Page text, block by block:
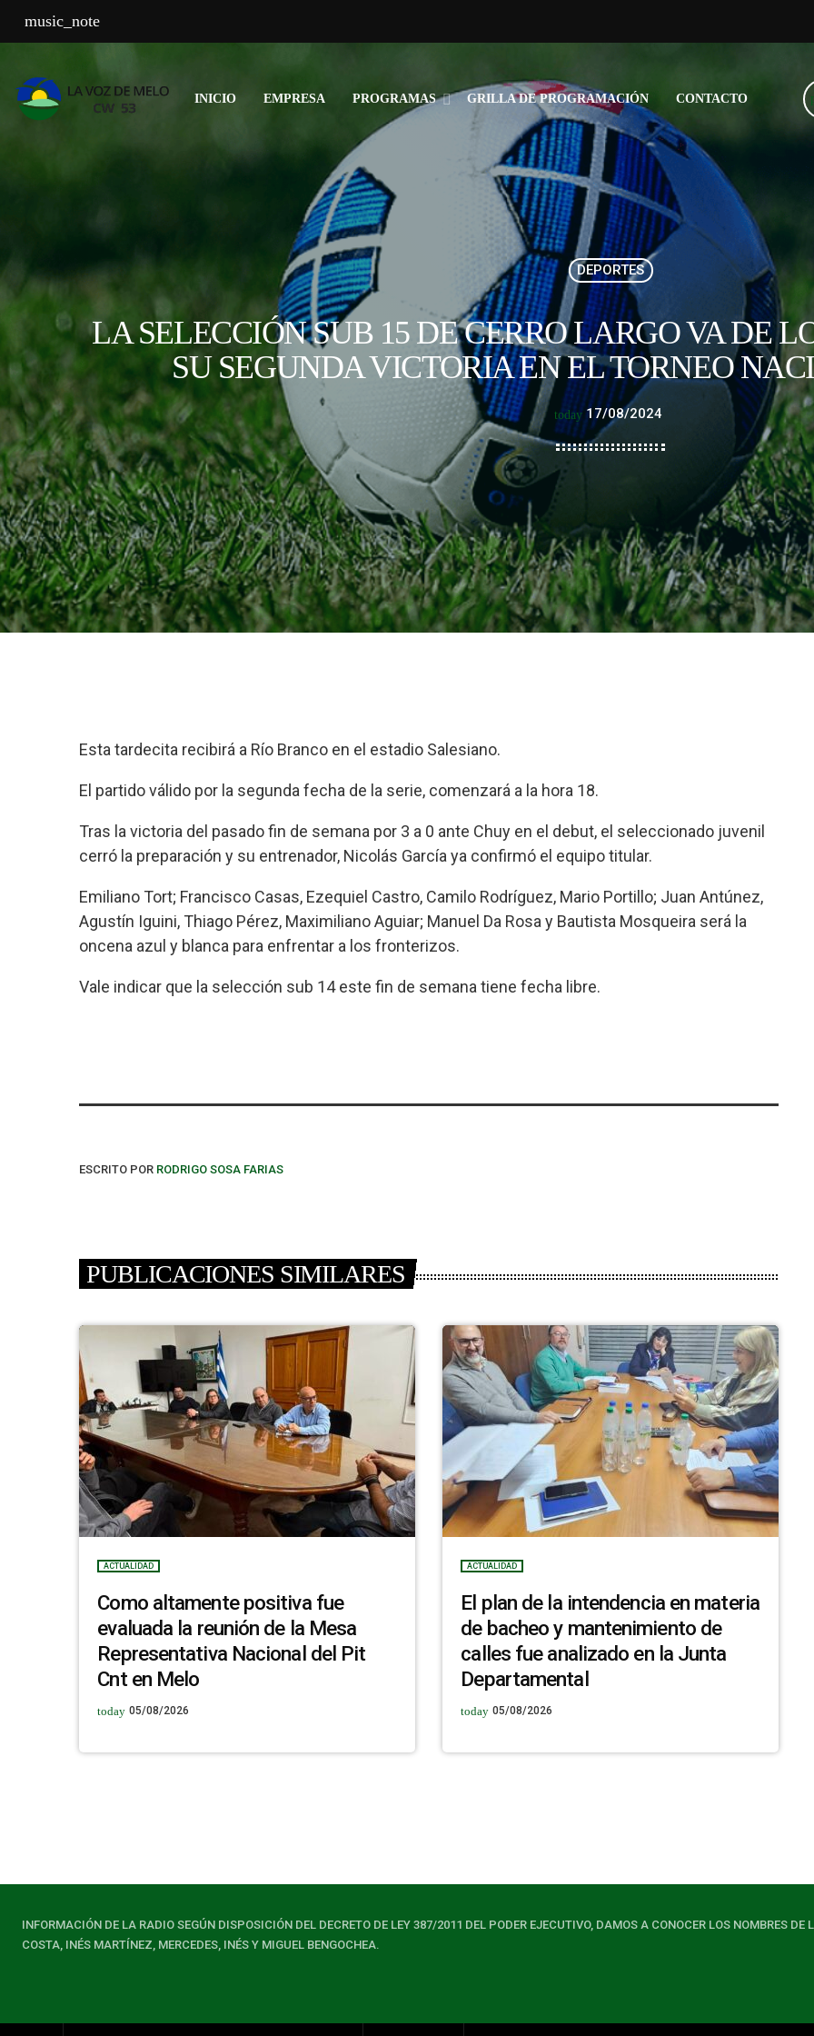
music_note
INICIO EMPRESA PROGRAMAS GRILLA DE PROGRAMACIÓN CONTACTO
DEPORTES
LA SELECCIÓN SUB 15 DE CERRO LARGO VA DE
SU SEGUNDA VICTORIA EN EL TORNEO
today 17/08/2024
Esta tardecita recibirá a Río Branco en el estadio Salesiano.
El partido válido por la segunda fecha de la serie, comenzará a la hora 18.
Tras la victoria del pasado fin de semana por 3 a 0 ante Chuy en el debut, el seleccionado juvenil
cerró la preparación y su entrenador, Nicolás García ya confirmó el equipo titular.
Emiliano Tort; Francisco Casas, Ezequiel Castro, Camilo Rodríguez, Mario Portillo; Juan Antúnez,
Agustín Iguini, Thiago Pérez, Maximiliano Aguiar; Manuel Da Rosa y Bautista Mosqueira será la
oncena azul y blanca para enfrentar a los fronterizos.
Vale indicar que la selección sub 14 este fin de semana tiene fecha libre.
ESCRITO POR RODRIGO SOSA FARIAS
PUBLICACIONES SIMILARES
ACTUALIDAD
Como altamente positiva fue
evaluada la reunión de la Mesa
Representativa Nacional del Pit
Cnt en Melo
today 05/08/2026
ACTUALIDAD
El plan de la intendencia en materia
de bacheo y mantenimiento de
calles fue analizado en la Junta
Departamental
today 05/08/2026
INFORMACIÓN DE LA RADIO SEGÚN DISPOSICIÓN DEL DECRETO DE LEY 387/2011 DEL PODER EJECUTIVO, DAMOS A CONOCER LOS NOMBRES
COSTA, INÉS MARTÍNEZ, MERCEDES, INÉS Y MIGUEL BENGOCHEA.